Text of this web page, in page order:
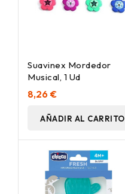
Suavinex Mordedor
Musical, 1 Ud
8,26 €
AÑADIR AL CARRITO